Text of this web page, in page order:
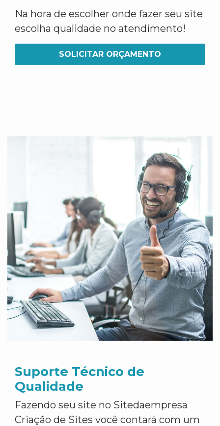
Na hora de escolher onde fazer seu site
escolha qualidade no atendimento!
SOLICITAR ORÇAMENTO
Suporte Técnico de
Qualidade
Fazendo seu site no Sitedaempresa
Criação de Sites você contará com um